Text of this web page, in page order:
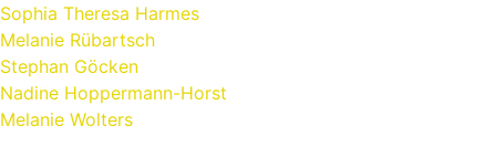
Sophia Theresa Harmes
Melanie Rübartsch
Stephan Göcken
Nadine Hoppermann-Horst
Melanie Wolters